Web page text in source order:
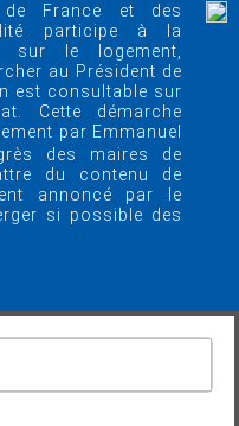
de France et des
participe à la
sur le logement,
au Président de
est consultable sur
Cette démarche
par Emmanuel
des maires de
du contenu de
annoncé par le
si possible des